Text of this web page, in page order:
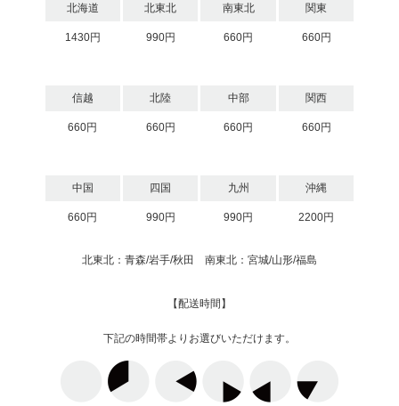
北海道 北東北 南東北 関東
1430円 990円 660円 660円
信越 北陸 中部 関西
660円 660円 660円 660円
中国 四国 九州 沖縄
660円 990円 990円 2200円
北東北：青森/岩手/秋田 南東北：宮城/山形/福島
【配送時間】
下記の時間帯よりお選びいただけます。